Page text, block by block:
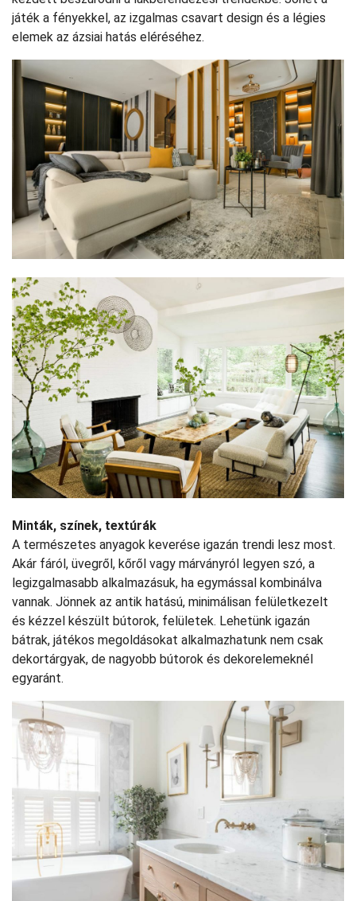
játék a fényekkel, az izgalmas csavart design és a légies
elemek az ázsiai hatás eléréséhez.
Minták, színek, textúrák
A természetes anyagok keverése igazán trendi lesz most.
Akár fáról, üvegről, kőről vagy márványról legyen szó, a
legizgalmasabb alkalmazásuk, ha egymással kombinálva
vannak. Jönnek az antik hatású, minimálisan felületkezelt
és kézzel készült bútorok, felületek. Lehetünk igazán
bátrak, játékos megoldásokat alkalmazhatunk nem csak
dekortárgyak, de nagyobb bútorok és dekorelemeknél
egyaránt.